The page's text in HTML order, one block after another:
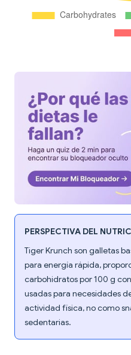
PERSPECTIVA DEL
Tiger Krunch son galletas
para energía rápida,
carbohidratos por 100 g
usadas para necesidades
actividad física, no como
sedentarias.